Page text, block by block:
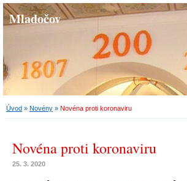
Mladočov
Úvod » Novény » Novéna proti koronaviru
Novéna proti koronaviru
25. 3. 2020